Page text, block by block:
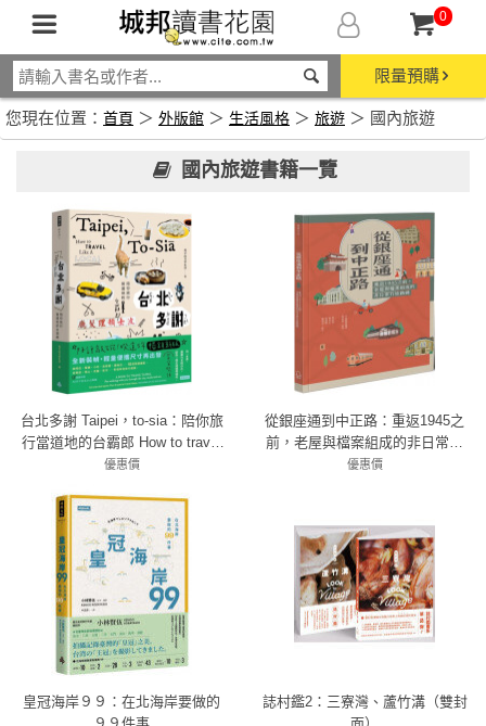
0
限量預購
您現在位置： 首頁 ＞ 外版館 ＞ 生活風格 ＞ 旅遊 ＞ 國內旅遊
國內旅遊書籍一覽
台北多謝 Taipei，to-sia：陪你旅
行當道地的台霸郎 How to travel
like a local（中英雙語English／
優惠價
從銀座通到中正路：重返1945之
前，老屋與檔案組成的非日常行
旅路線
優惠價
皇冠海岸９９：在北海岸要做的
誌村鑑2：三寮灣、蘆竹溝（雙封